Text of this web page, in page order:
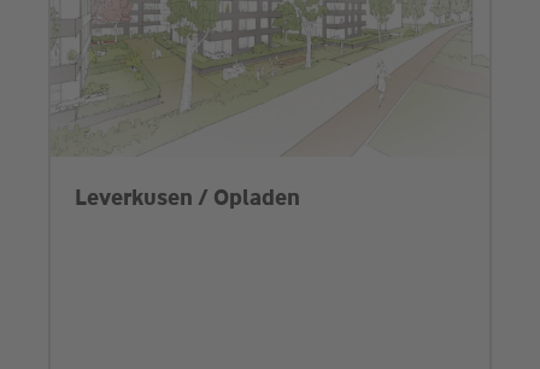
Leverkusen / Opladen